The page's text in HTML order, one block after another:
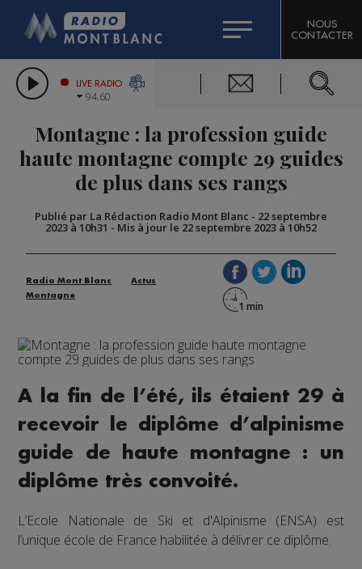
LES CHRONIQUES DE L'EXPERT
CITIZEN MACHINERY
GRAND MASSIF DOMAINES SKIABLES
BIGARD
COMPAGNIE DU MONT-BLANC
NOUS
CONTACTER
LIVE RADIO
94.60
Montagne : la profession guide
haute montagne compte 29 guides
de plus dans ses rangs
Publié par La Rédaction Radio Mont Blanc - 22 septembre
2023 à 10h31 - Mis à jour le 22 septembre 2023 à 10h52
Radio Mont Blanc
Actus
Montagne
A la fin de l’été, ils étaient 29 à
recevoir le diplôme d’alpinisme
guide de haute montagne : un
diplôme très convoité.
L’Ecole Nationale de Ski et d'Alpinisme (ENSA) est
l’unique école de France habilitée à délivrer ce diplôme.